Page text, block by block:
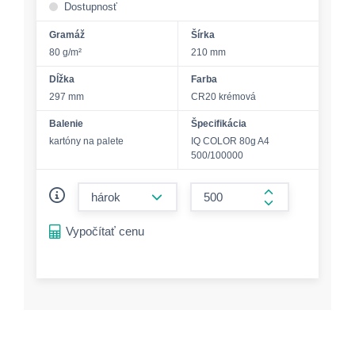
Dostupnosť
Gramáž
80 g/m²
Šírka
210 mm
Dĺžka
297 mm
Farba
CR20 krémová
Balenie
kartóny na palete
Špecifikácia
IQ COLOR 80g A4
500/100000
form.increase-
Vypočítať cenu